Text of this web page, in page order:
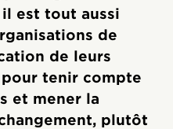
est tout aussi
de
de leurs
tenir compte
et mener la
plutôt